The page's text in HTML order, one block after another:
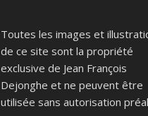
Toutes les images et
de ce site sont la propriété
exclusive de Jean François
Dejonghe et ne peuvent être
utilisée sans autorisation